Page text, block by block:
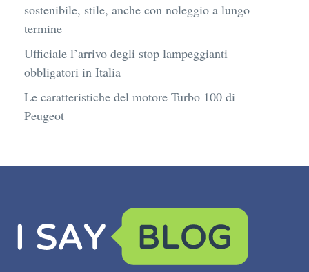
sostenibile, stile, anche con noleggio a lungo
termine
Ufficiale l’arrivo degli stop lampeggianti
obbligatori in Italia
Le caratteristiche del motore Turbo 100 di
Peugeot